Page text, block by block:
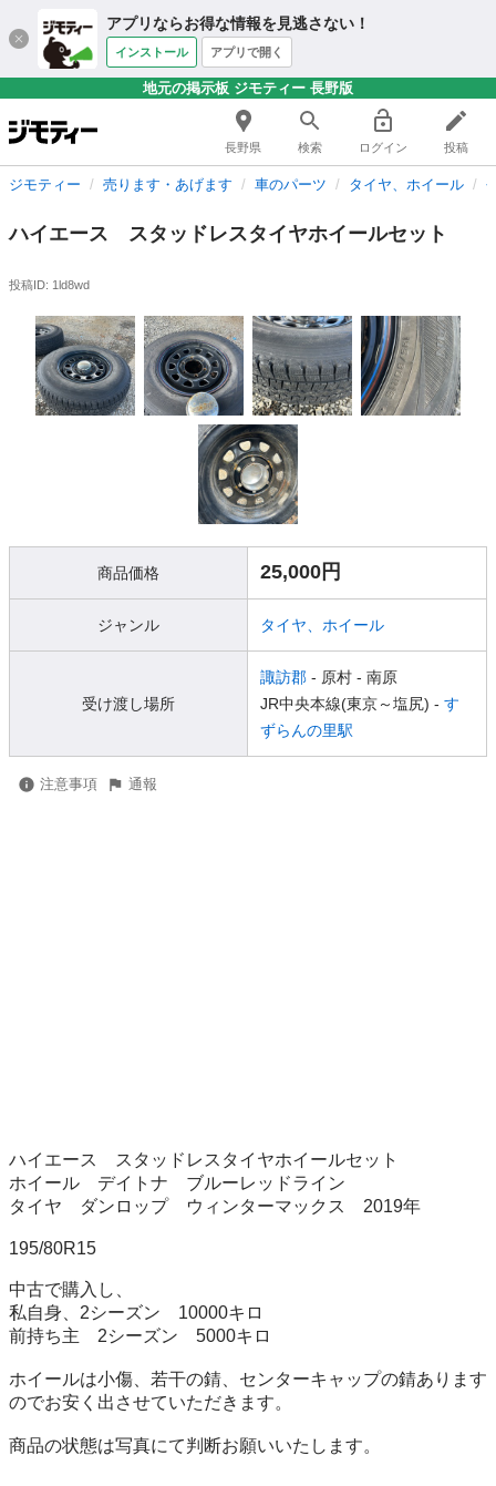
アプリならお得な情報を見逃さない！
インストール アプリで開く
地元の掲示板 ジモティー 長野版
長野県 検索 ログイン 投稿
ジモティー 売ります・あげます 車のパーツ タイヤ、ホイール
ハイエース スタッドレスタイヤホイールセット
投稿ID: 1ld8wd
商品価格 25,000円
ジャンル タイヤ、ホイール
受け渡し場所
諏訪郡 - 原村 - 南原
JR中央本線(東京～塩尻) - す
ずらんの里駅
注意事項 通報
ハイエース　スタッドレスタイヤホイールセット
ホイール　デイトナ　ブルーレッドライン
タイヤ　ダンロップ　ウィンターマックス　2019年
195/80R15
中古で購入し、
私自身、2シーズン　10000キロ
前持ち主　2シーズン　5000キロ
ホイールは小傷、若干の錆、センターキャップの錆あります
のでお安く出させていただきます。
商品の状態は写真にて判断お願いいたします。